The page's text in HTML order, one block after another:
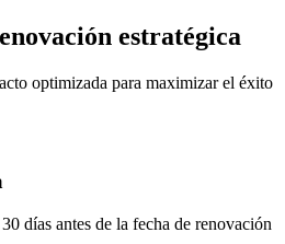
estratégica
optimizada para maximizar el éxito
días antes de la fecha de renovación